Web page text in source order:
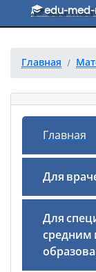
Перейти кedu-med-
Главная
Главная
Для
Для
средним